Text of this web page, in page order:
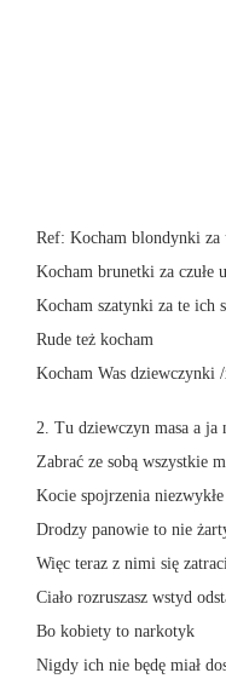
Ref: Kocham blondynki za
Kocham brunetki za czułe
Kocham szatynki za te ich
Rude też kocham
Kocham Was dziewczynki
2. Tu dziewczyn masa a
Zabrać ze sobą wszystkie
Kocie spojrzenia niezwykłe
Drodzy panowie to nie
Więc teraz z nimi się
Ciało rozruszasz wstyd
Bo kobiety to narkotyk
Nigdy ich nie będę miał